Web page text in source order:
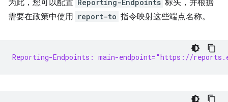
为此，您可以配置 Reporting-Endpoints 标头，并根据
需要在政策中使用 report-to 指令映射这些端点名称。
Reporting-Endpoints: main-endpoint="https://